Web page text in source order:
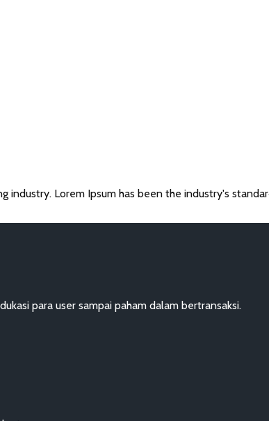
Lorem Ipsum has been the industry's
para user sampai paham dalam bertransaksi.